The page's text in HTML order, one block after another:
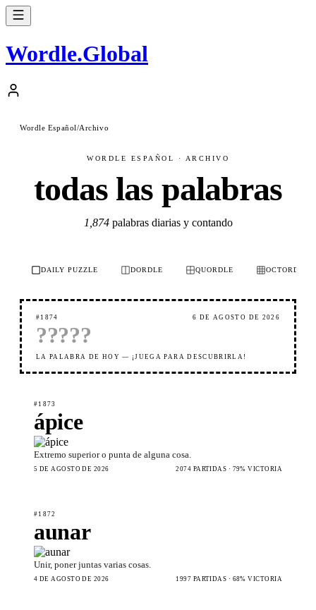
Wordle.Global
Wordle Español/Archivo
WORDLE ESPAÑOL · ARCHIVO
todas las palabras
1,874palabras diarias y contando
DAILY PUZZLE DORDLE QUORDLE OCTORDLE
#1874 6 DE AGOSTO DE 2026
?????
LA PALABRA DE HOY — ¡JUEGA PARA DESCUBRIRLA!
#1873
ápice
Extremo superior o punta de alguna cosa.
5 DE AGOSTO DE 2026 2074 PARTIDAS · 79% VICTORIA
#1872
aunar
Unir, poner juntas varias cosas.
4 DE AGOSTO DE 2026 1997 PARTIDAS · 68% VICTORIA